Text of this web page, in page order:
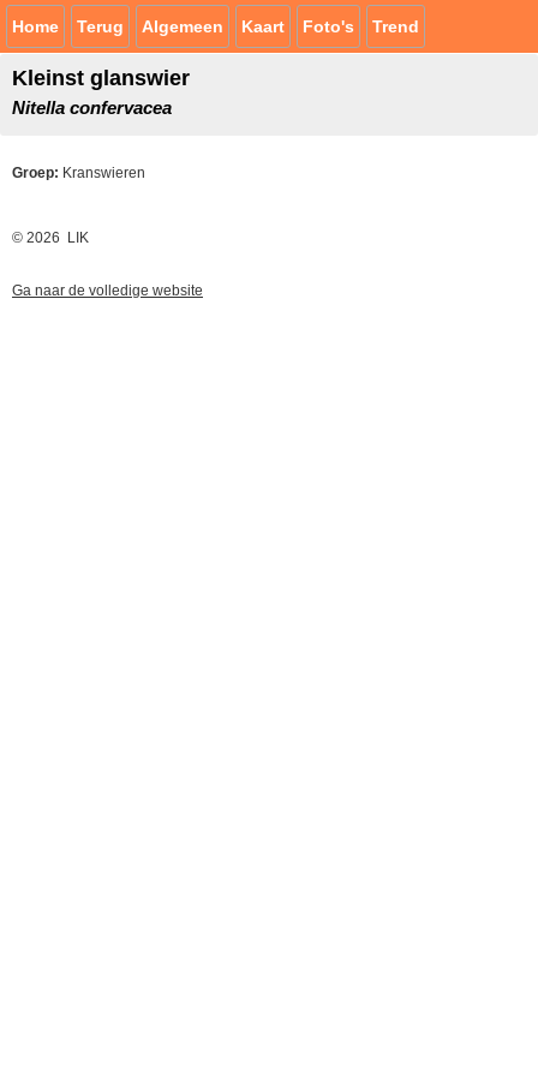
Home Terug Algemeen Kaart Foto's Trend
Kleinst glanswier
Nitella confervacea
Groep: Kranswieren
© 2026 LIK
Ga naar de volledige website